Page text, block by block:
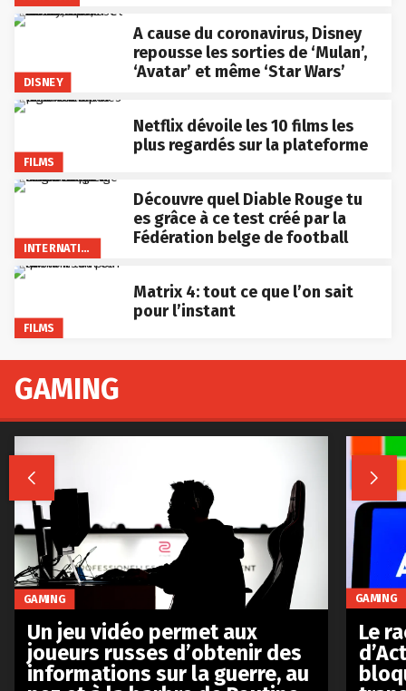
DISNEY
A cause du coronavirus, Disney
repousse les sorties de ‘Mulan’,
‘Avatar’ et même ‘Star Wars’
FILMS
Netflix dévoile les 10 films les
plus regardés sur la plateforme
Découvre quel Diable Rouge tu
es grâce à ce test créé par la
Fédération belge de football
FILMS
Matrix 4: tout ce que l’on sait
pour l’instant
GAMING
 
GAMING
Un jeu vidéo permet aux
joueurs russes d’obtenir des
informations sur la guerre, au
GAMING
Le